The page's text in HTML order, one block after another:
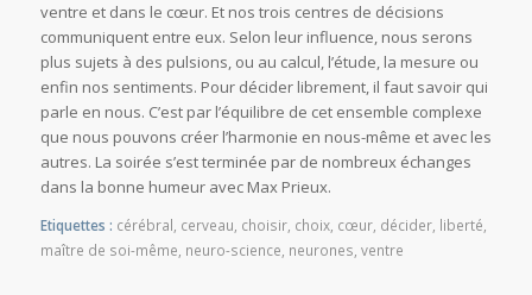
ventre et dans le cœur. Et nos trois centres de décisions
communiquent entre eux. Selon leur influence, nous serons
plus sujets à des pulsions, ou au calcul, l’étude, la mesure ou
enfin nos sentiments. Pour décider librement, il faut savoir qui
parle en nous. C’est par l’équilibre de cet ensemble complexe
que nous pouvons créer l’harmonie en nous-même et avec les
autres. La soirée s’est terminée par de nombreux échanges
dans la bonne humeur avec Max Prieux.
Etiquettes : cérébral cerveau choisir, choix, cœur, décider, liberté
maître de soi-même neuro-science neurones ventre